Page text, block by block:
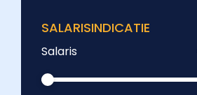
SALARISINDICATIE
Salaris